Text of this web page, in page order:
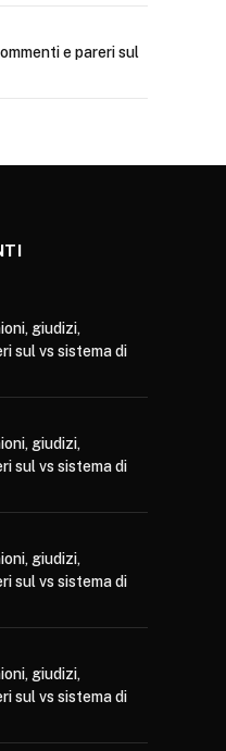
e pareri sul
giudizi,
sul vs sistema di
giudizi,
sul vs sistema di
giudizi,
sul vs sistema di
giudizi,
sul vs sistema di